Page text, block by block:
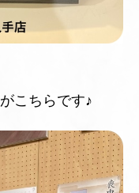
こちらです♪